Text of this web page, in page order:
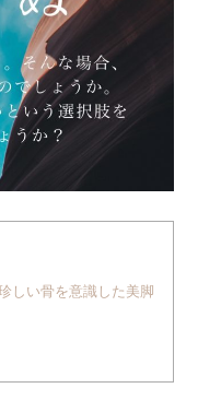
しい骨を意識した美脚